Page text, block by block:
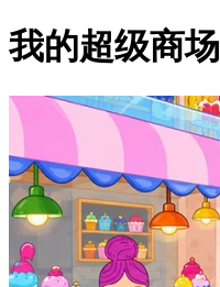
我的超级商场